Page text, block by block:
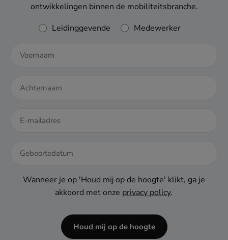
ontwikkelingen binnen de mobiliteitsbranche.
Rol
Leidinggevende Medewerker
DD
Wanneer je op 'Houd mij op de hoogte' klikt, ga je
akkoord met onze privacy policy.
Houd mij op de hoogte